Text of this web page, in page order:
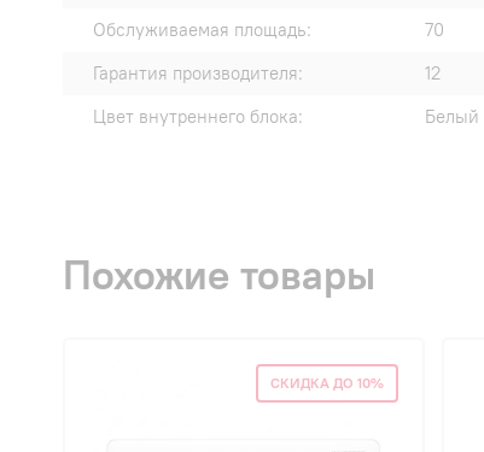
Обслуживаемая площадь:
70
Гарантия производителя:
12
Цвет внутреннего блока:
Белый
Похожие товары
СКИДКА ДО 10%